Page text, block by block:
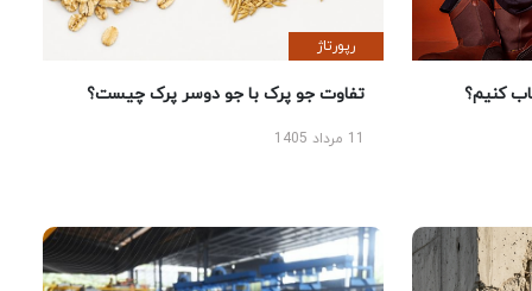
کنیم؟
رپورتاژ
تفاوت جو پرک با جو دوسر پرک چیست؟